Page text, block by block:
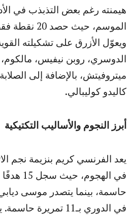
هيمنته رغم بعض التذبذب في
ويعوّل الأزرق على تشكيلته
الدوسري، روبن نيفيس، مالكوم،
ميتروفيتش، بالإضافة إلى
كاليدو كوليبالي.
أبرز النجوم والأساليب التكتيكية
يعد الفرنسي كريم بنزيمة نجم
حاسمة، بينما يتصدر موسى
في الدوري بـ11